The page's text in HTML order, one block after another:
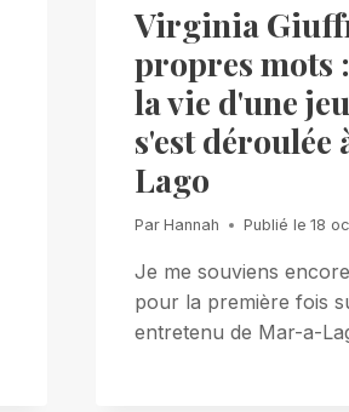
Virginia
propres mots
la vie d'une
s'est
Lago
Par Hannah Publié le 18
Je me souviens
pour la première fois
entretenu de Mar-a-